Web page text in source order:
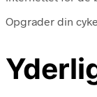
Opgrader din